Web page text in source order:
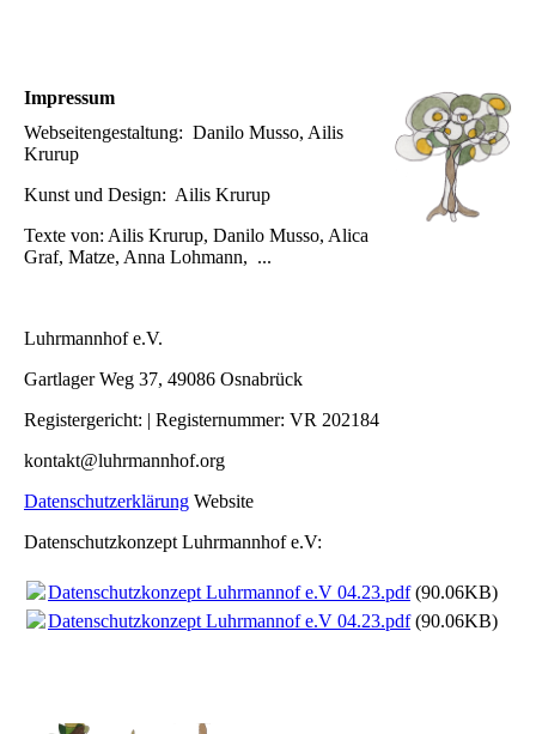
Impressum
Webseitengestaltung: Danilo Musso, Ailis
Krurup
Kunst und Design: Ailis Krurup
Texte von: Ailis Krurup, Danilo Musso, Alica
Graf, Matze, Anna Lohmann, ...
Luhrmannhof e.V.
Gartlager Weg 37, 49086 Osnabrück
Registergericht: | Registernummer: VR 202184
kontakt@luhrmannhof.org
Datenschutzerklärung Website
Datenschutzkonzept Luhrmannhof e.V:
Datenschutzkonzept Luhrmannof e.V 04.23.pdf(90.06KB)
Datenschutzkonzept Luhrmannof e.V 04.23.pdf(90.06KB)